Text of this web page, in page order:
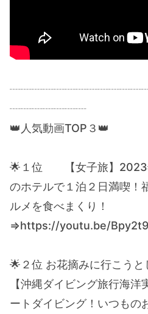
┈┈┈┈┈┈┈
👑人気動画TOP３👑
🌟１位 【女子旅】2023
のホテルで１泊２日満喫！
ルメを食べまくり！
⇒https://youtu.be/
🌟２位 お花摘みに行こう
【沖縄ダイビング旅行海
ートダイビング！いつもの